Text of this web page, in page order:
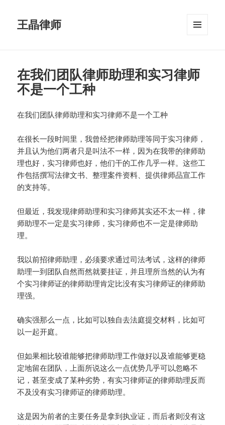
王晶律师
在我们团队律师助理和实习律师
不是一个工种
在我们团队律师助理和实习律师不是一个工种
在很长一段时间里，我曾经把律师助理等同于实习律师，
并且认为他们两者只是叫法不一样，因为在我带的律师助
理也好，实习律师也好，他们干的工作几乎一样。这些工
作包括撰写法律文书、整理案件资料、提供律师品宣工作
的支持等。
但最近，我发现律师助理和实习律师其实还不太一样，律
师助理不一定是实习律师，实习律师也不一定是律师助
理。
我以前招律师助理，必须要求通过司法考试，这样的律师
助理一到团队自然而然就要挂证，并且理所当然的认为有
个实习律师证的律师助理肯定比没有实习律师证的律师助
理强。
确实强那么一点，比如可以独自去法庭提交材料，比如可
以一起开庭。
但如果相比较谁能够把律师助理工作做好以及谁能够更稳
定地留在团队，上面所说这么一点优势几乎可以忽略不
记，甚至变成了某种劣势，有实习律师证的律师助理反而
不及没有实习律师证的律师助理。
这是因为前者的主要任务是拿到执业证，而后者则没有这